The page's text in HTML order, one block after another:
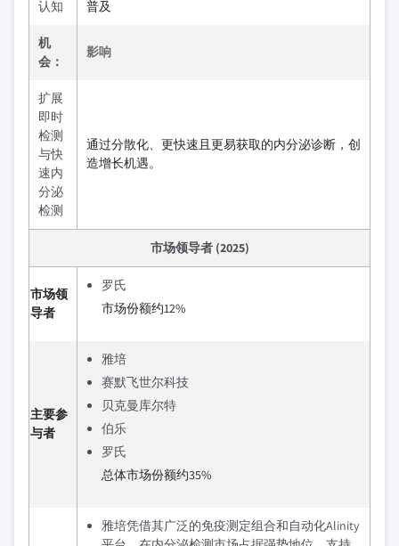
认知
普及
机
会：
影响
扩展
即时
检测
与快
速内
分泌
检测
通过分散化、更快速且更易获取的内分泌诊断，创
造增长机遇。
市场领导者 (2025)
市场领
导者
罗氏
市场份额约12%
主要参
与者
雅培
赛默飞世尔科技
贝克曼库尔特
伯乐
罗氏
总体市场份额约35%
雅培凭借其广泛的免疫测定组合和自动化Alinity